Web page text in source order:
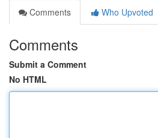
Comments
Who Upvoted
Comments
Submit a Comment
No HTML